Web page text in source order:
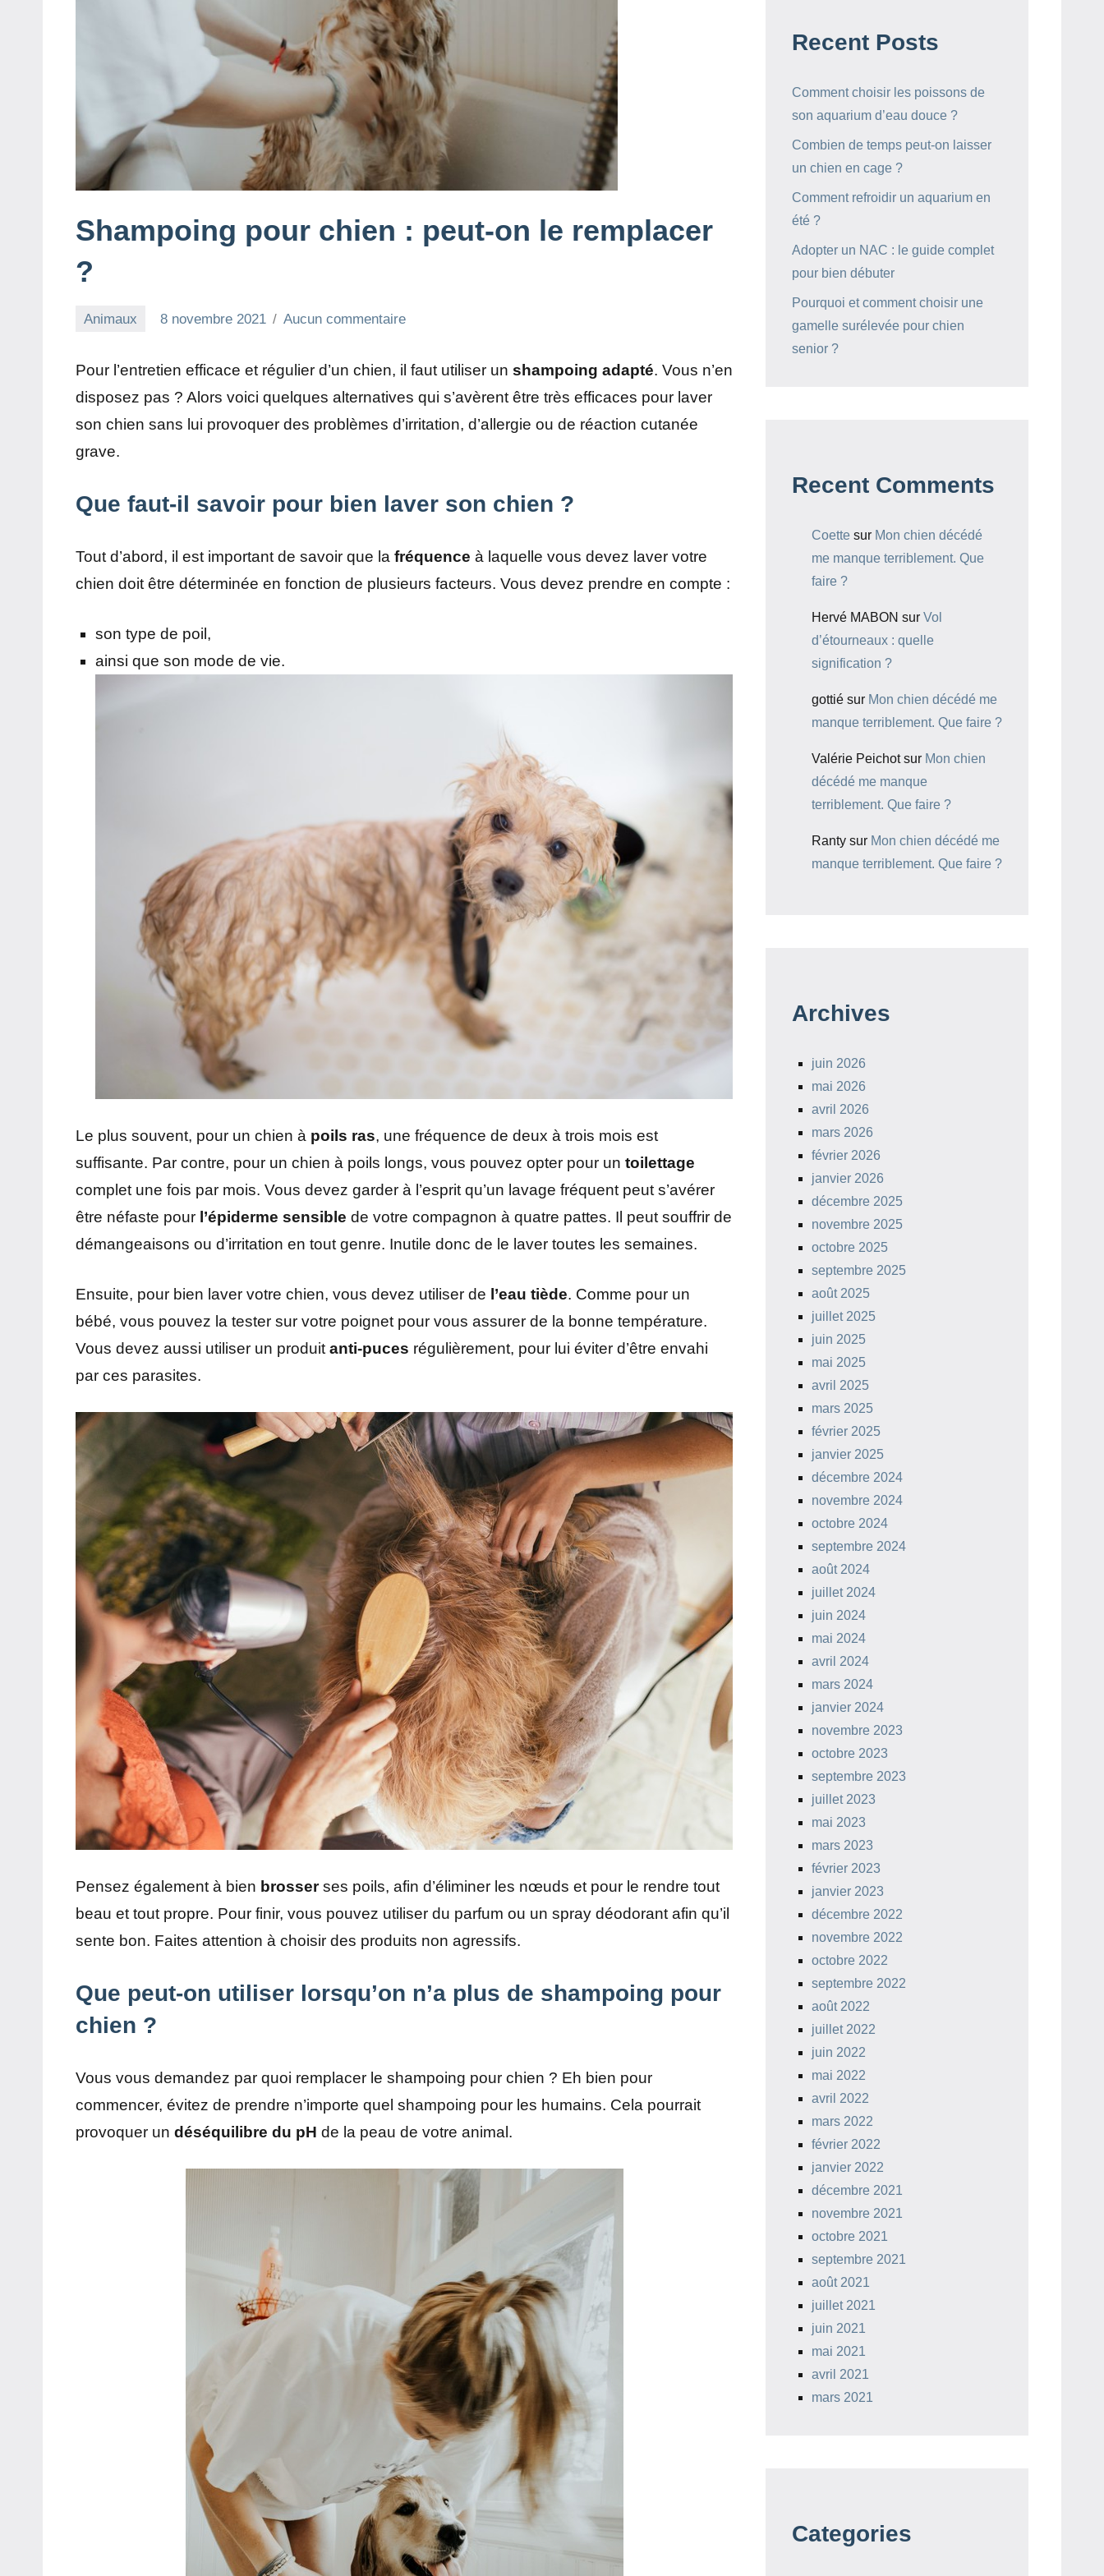
Shampoing pour chien : peut-on le remplacer
?
Animaux 8 novembre 2021 Aucun commentaire
Pour l’entretien efficace et régulier d’un chien, il faut utiliser un shampoing adapté. Vous n’en
disposez pas ? Alors voici quelques alternatives qui s’avèrent être très efficaces pour laver
son chien sans lui provoquer des problèmes d’irritation, d’allergie ou de réaction cutanée
grave.
Que faut-il savoir pour bien laver son chien ?
Tout d’abord, il est important de savoir que la fréquence à laquelle vous devez laver votre
chien doit être déterminée en fonction de plusieurs facteurs. Vous devez prendre en compte :
son type de poil,
ainsi que son mode de vie.
Le plus souvent, pour un chien à poils ras, une fréquence de deux à trois mois est
suffisante. Par contre, pour un chien à poils longs, vous pouvez opter pour un toilettage
complet une fois par mois. Vous devez garder à l’esprit qu’un lavage fréquent peut s’avérer
être néfaste pour l’épiderme sensible de votre compagnon à quatre pattes. Il peut souffrir de
démangeaisons ou d’irritation en tout genre. Inutile donc de le laver toutes les semaines.
Ensuite, pour bien laver votre chien, vous devez utiliser de l’eau tiède. Comme pour un
bébé, vous pouvez la tester sur votre poignet pour vous assurer de la bonne température.
Vous devez aussi utiliser un produitanti-puces régulièrement, pour lui éviter d’être envahi
par ces parasites.
Pensez également à bien brosserses poils, afin d’éliminer les nœuds et pour le rendre tout
beau et tout propre. Pour finir, vous pouvez utiliser du parfum ou un spray déodorant afin qu’il
sente bon. Faites attention à choisir des produits non agressifs.
Que peut-on utiliser lorsqu’on n’a plus de shampoing pour
chien ?
Vous vous demandez par quoi remplacer le shampoing pour chien ? Eh bien pour
commencer, évitez de prendre n’importe quel shampoing pour les humains. Cela pourrait
provoquer un déséquilibre du pH de la peau de votre animal.
Recent Posts
Comment choisir les poissons de
son aquarium d’eau douce ?
Combien de temps peut-on laisser
un chien en cage ?
Comment refroidir un aquarium en
été ?
Adopter un NAC : le guide complet
pour bien débuter
Pourquoi et comment choisir une
gamelle surélevée pour chien
senior ?
Recent Comments
Coette sur Mon chien décédé
me manque terriblement. Que
faire ?
Hervé MABON sur Vol
d’étourneaux : quelle
signification ?
gottié sur Mon chien décédé me
manque terriblement. Que faire ?
Valérie Peichotsur Mon chien
décédé me manque
terriblement. Que faire ?
Ranty sur Mon chien décédé me
manque terriblement. Que faire ?
Archives
juin 2026
mai 2026
avril 2026
mars 2026
février 2026
janvier 2026
décembre 2025
novembre 2025
octobre 2025
septembre 2025
août 2025
juillet 2025
juin 2025
mai 2025
avril 2025
mars 2025
février 2025
janvier 2025
décembre 2024
novembre 2024
octobre 2024
septembre 2024
août 2024
juillet 2024
juin 2024
mai 2024
avril 2024
mars 2024
janvier 2024
novembre 2023
octobre 2023
septembre 2023
juillet 2023
mai 2023
mars 2023
février 2023
janvier 2023
décembre 2022
novembre 2022
octobre 2022
septembre 2022
août 2022
juillet 2022
juin 2022
mai 2022
avril 2022
mars 2022
février 2022
janvier 2022
décembre 2021
novembre 2021
octobre 2021
septembre 2021
août 2021
juillet 2021
juin 2021
mai 2021
avril 2021
mars 2021
Categories